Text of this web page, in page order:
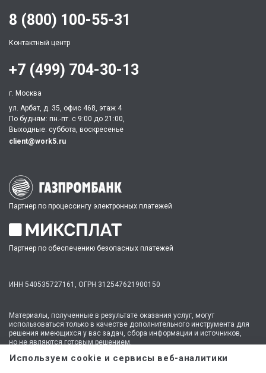
Партнер по процессингу электронных платежей
Партнер по обеспечению безопасных платежей
ИНН 540535727161, ОГРН 312547621900150
8 (800) 100-55-31
Контактный центр
+7 (499) 704-30-13
г. Москва
ул. Арбат, д. 35, офис 468, этаж 4
По будням: пн.-пт. c 9:00 до 21:00,
Выходные: суббота, воскресенье
client@work5.ru
Материалы, полученные в результате оказания услуг, могут
использоваться только в качестве дополнительного инструмента для
решения имеющихся у вас задач, сбора информации и источников,
но не являются готовым решением.
* №1 на рынке консультационных услуг для студентов по количеству
стационарных офисов-филиалов в 14 городах России (от Иркутска до
Используем cookie и сервисы веб-аналитики